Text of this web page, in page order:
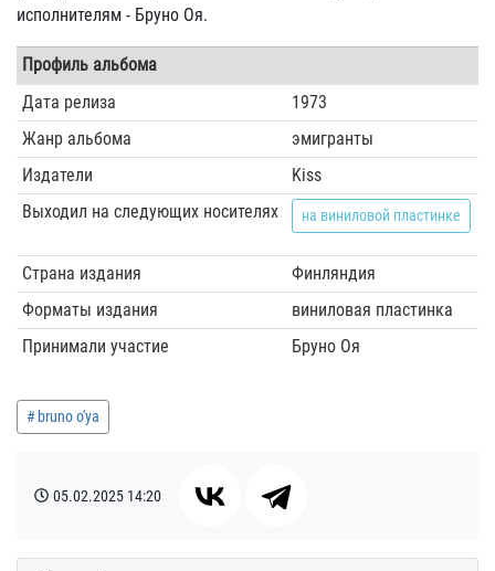
исполнителям - Бруно Оя.
Профиль альбома
Дата релиза
1973
Жанр альбома
эмигранты
Издатели
Kiss
Выходил на следующих носителях
на виниловой пластинке
Страна издания
Финляндия
Форматы издания
виниловая пластинка
Принимали участие
Бруно Оя
bruno o'ya
05.02.2025 14:20